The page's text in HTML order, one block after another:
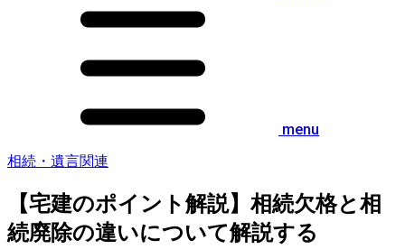
menu
相続・遺言関連
【宅建のポイント解説】相続欠格と相
続廃除の違いについて解説する